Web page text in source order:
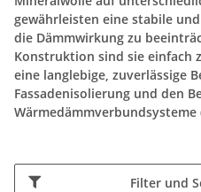
gewährleisten eine stabile
die Dämmwirkung zu
Konstruktion sind sie einfach
eine langlebige, zuverlässige
Fassadenisolierung und den
Wärmedämmverbundsysteme
Filter und